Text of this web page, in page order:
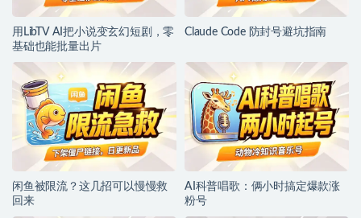
用LibTV AI把小说变玄幻短剧，零
基础也能批量出片
Claude Code 防封号避坑指南
闲鱼被限流？这几招可以慢慢救
回来
AI科普唱歌：俩小时搞定爆款涨
粉号